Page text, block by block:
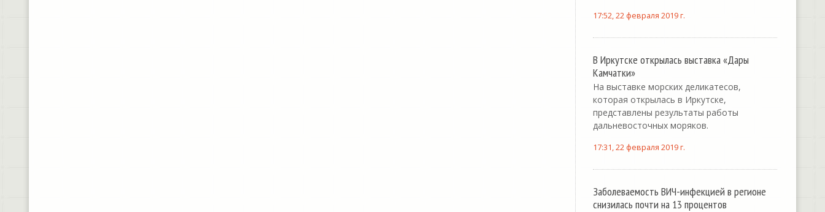
17:52, 22 февраля 2019 г.
В Иркутске открылась выставка «Дары
Камчатки»
На выставке морских деликатесов,
которая открылась в Иркутске,
представлены результаты работы
дальневосточных моряков.
17:31, 22 февраля 2019 г.
Заболеваемость ВИЧ-инфекцией в регионе
снизилась почти на 13 процентов